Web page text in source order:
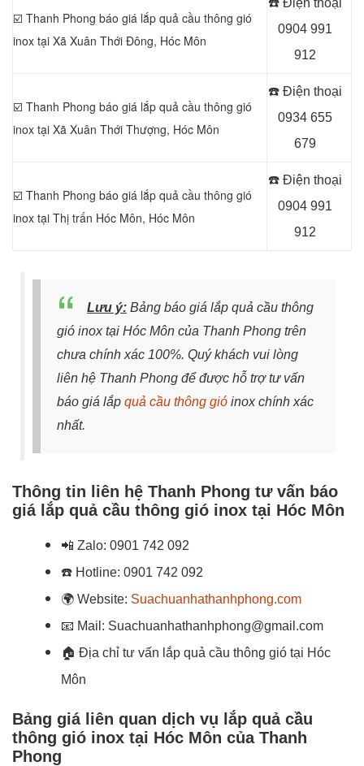
☑️ Thanh Phong báo giá lắp quả cầu thông gió
inox tại Xã Xuân Thới Đông, Hóc Môn
☎️ Điện thoại
0904 991
912
☑️ Thanh Phong báo giá lắp quả cầu thông gió
inox tại Xã Xuân Thới Thượng, Hóc Môn
☎️ Điện thoại
0934 655
679
☑️ Thanh Phong báo giá lắp quả cầu thông gió
inox tại Thị trấn Hóc Môn, Hóc Môn
☎️ Điện thoại
0904 991
912
Lưu ý: Bảng báo giá lắp quả cầu thông
gió inox tại Hóc Môn của Thanh Phong trên
chưa chính xác 100%. Quý khách vui lòng
liên hệ Thanh Phong để được hỗ trợ tư vấn
báo giá lắp quả cầu thông gió inox chính xác
nhất.
Thông tin liên hệ Thanh Phong tư vấn báo
giá lắp quả cầu thông gió inox tại Hóc Môn
📲 Zalo: 0901 742 092
☎️ Hotline: 0901 742 092
🌍 Website: Suachuanhathanhphong.com
📧 Mail: Suachuanhathanhphong@gmail.com
🏠 Địa chỉ tư vấn lắp quả cầu thông gió tại Hóc
Môn
Bảng giá liên quan dịch vụ lắp quả cầu
thông gió inox tại Hóc Môn của Thanh
Phong